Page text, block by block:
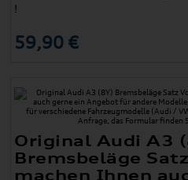
!
59,90 €
Original Audi A3
Bremsbeläge
machen Ihnen